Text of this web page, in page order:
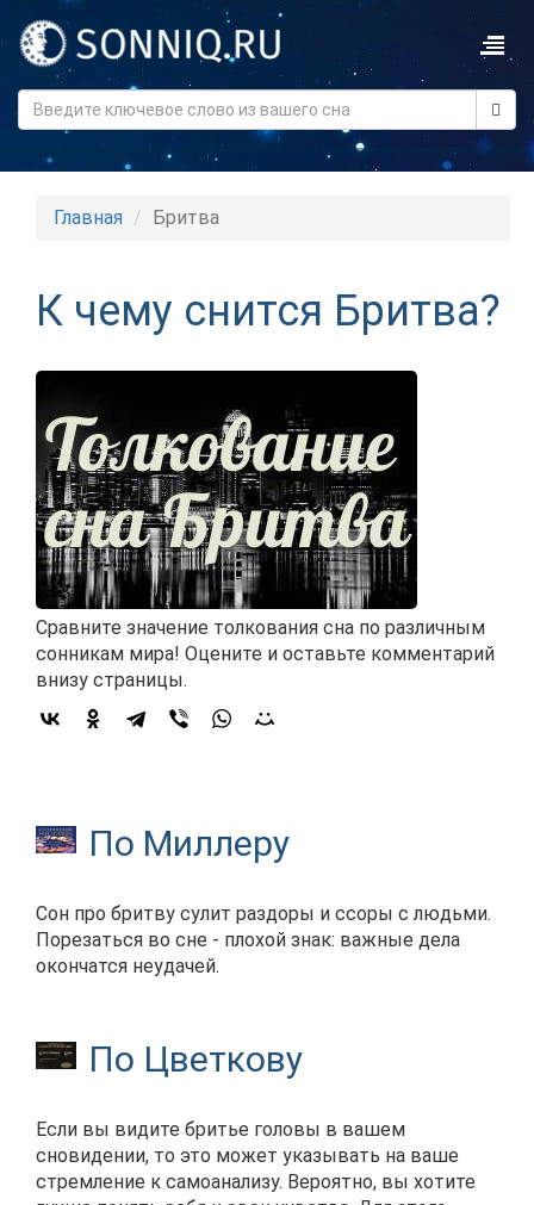
Главная Бритва
К чему снится Бритва?
Сравните значение толкования сна по различным
сонникам мира! Оцените и оставьте комментарий
внизу страницы.
По Миллеру
Сон про бритву сулит раздоры и ссоры с людьми.
Порезаться во сне - плохой знак: важные дела
окончатся неудачей.
По Цветкову
Если вы видите бритье головы в вашем
сновидении, то это может указывать на ваше
стремление к самоанализу. Вероятно, вы хотите